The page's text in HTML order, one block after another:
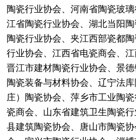
陶瓷行业协会、河南省陶瓷玻
江省陶瓷行业协会、湖北当阳
陶瓷行业协会、夹江西部瓷都
行业协会、江西省电瓷商会、江
晋江市建材陶瓷行业协会、景
陶瓷装备与材料协会、辽宁法
庄）陶瓷协会、萍乡市工业陶
瓷商会、山东省建筑卫生陶瓷
县建筑陶瓷协会、唐山市陶瓷